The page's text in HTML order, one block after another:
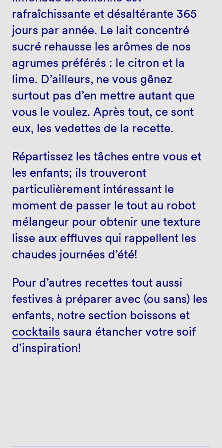
rafraîchissante et désaltérante 365
jours par année. Le lait concentré
sucré rehausse les arômes de nos
agrumes préférés : le citron et la
lime. D’ailleurs, ne vous gênez
surtout pas d’en mettre autant que
vous le voulez. Après tout, ce sont
eux, les vedettes de la recette.
Répartissez les tâches entre vous et
les enfants; ils trouveront
particulièrement intéressant le
moment de passer le tout au robot
mélangeur pour obtenir une texture
lisse aux effluves qui rappellent les
chaudes journées d’été!
Pour d’autres recettes tout aussi
festives à préparer avec (ou sans) les
enfants, notre section boissons et
cocktails saura étancher votre soif
d’inspiration!